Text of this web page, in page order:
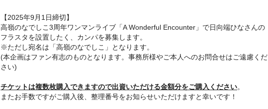
【2025年9月1日締切】
高嶺のなでしこ3周年ワンマンライブ「A Wonderful Encounter」で日向端ひなさんの
フラスタを設置したく、カンパを募集します。
※ただし宛名は「高嶺のなでしこ」となります。
(本企画はファン有志のものとなります。事務所様やご本人へのお問合せはご遠慮くだ
さい)
チケットは複数枚購入できますので出資いただける金額分をご購入ください。
またお手数ですがご購入後、整理番号をお知らせいただけますと幸いです！